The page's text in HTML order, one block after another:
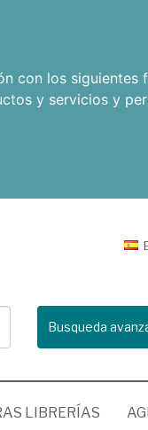
con los siguientes
y servicios y
Busqueda
LIBRERÍAS